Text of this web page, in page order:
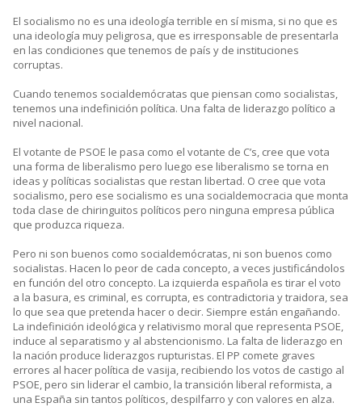
El socialismo no es una ideología terrible en sí misma, si no que es
una ideología muy peligrosa, que es irresponsable de presentarla
en las condiciones que tenemos de país y de instituciones
corruptas.
Cuando tenemos socialdemócratas que piensan como socialistas,
tenemos una indefinición política. Una falta de liderazgo político a
nivel nacional.
El votante de PSOE le pasa como el votante de C’s, cree que vota
una forma de liberalismo pero luego ese liberalismo se torna en
ideas y políticas socialistas que restan libertad. O cree que vota
socialismo, pero ese socialismo es una socialdemocracia que monta
toda clase de chiringuitos políticos pero ninguna empresa pública
que produzca riqueza.
Pero ni son buenos como socialdemócratas, ni son buenos como
socialistas. Hacen lo peor de cada concepto, a veces justificándolos
en función del otro concepto. La izquierda española es tirar el voto
a la basura, es criminal, es corrupta, es contradictoria y traidora, sea
lo que sea que pretenda hacer o decir. Siempre están engañando.
La indefinición ideológica y relativismo moral que representa PSOE,
induce al separatismo y al abstencionismo. La falta de liderazgo en
la nación produce liderazgos rupturistas. El PP comete graves
errores al hacer política de vasija, recibiendo los votos de castigo al
PSOE, pero sin liderar el cambio, la transición liberal reformista, a
una España sin tantos políticos, despilfarro y con valores en alza.